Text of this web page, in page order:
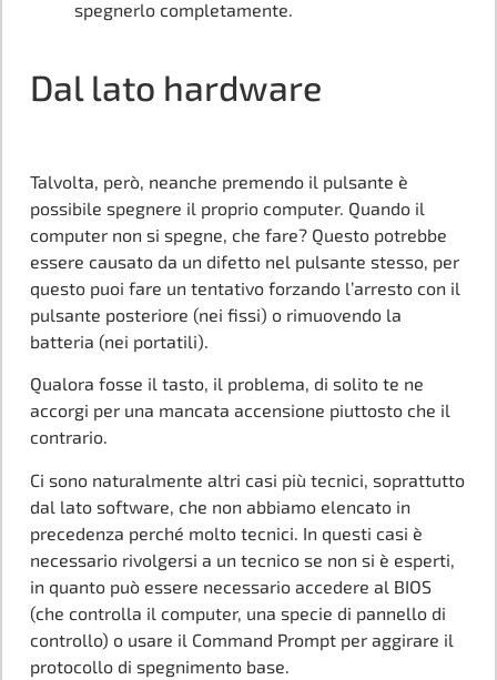
spegnerlo completamente.
Dal lato hardware
Talvolta, però, neanche premendo il pulsante è
possibile spegnere il proprio computer. Quando il
computer non si spegne, che fare? Questo potrebbe
essere causato da un difetto nel pulsante stesso, per
questo puoi fare un tentativo forzando l’arresto con il
pulsante posteriore (nei fissi) o rimuovendo la
batteria (nei portatili).
Qualora fosse il tasto, il problema, di solito te ne
accorgi per una mancata accensione piuttosto che il
contrario.
Ci sono naturalmente altri casi più tecnici, soprattutto
dal lato software, che non abbiamo elencato in
precedenza perché molto tecnici. In questi casi è
necessario rivolgersi a un tecnico se non si è esperti,
in quanto può essere necessario accedere al BIOS
(che controlla il computer, una specie di pannello di
controllo) o usare il Command Prompt per aggirare il
protocollo di spegnimento base.